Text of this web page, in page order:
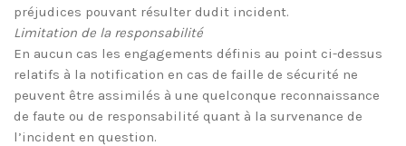
préjudices pouvant résulter dudit incident.
Limitation de la responsabilité
En aucun cas les engagements définis au point ci-dessus
relatifs à la notification en cas de faille de sécurité ne
peuvent être assimilés à une quelconque reconnaissance
de faute ou de responsabilité quant à la survenance de
l’incident en question.